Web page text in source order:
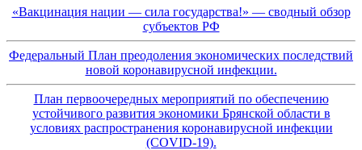
«Вакцинация нации — сила государства!» — сводный обзор
субъектов РФ
Федеральный План преодоления экономических последствий
новой коронавирусной инфекции.
План первоочередных мероприятий по обеспечению
устойчивого развития экономики Брянской области в
условиях распространения коронавирусной инфекции
(COVID-19).